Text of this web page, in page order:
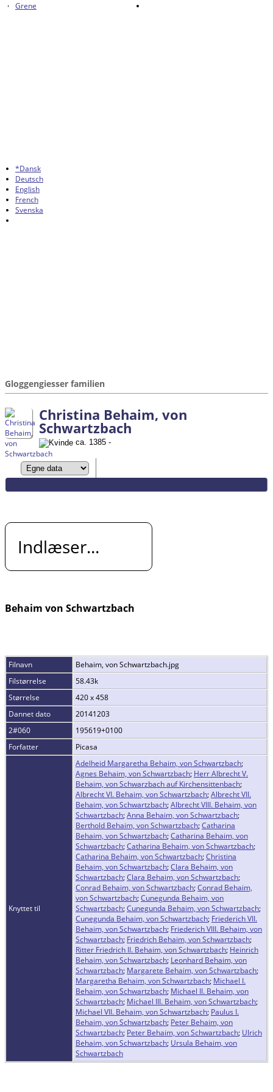
Grene
*Dansk
Deutsch
English
French
Svenska
Gloggengiesser familien
Christina Behaim, von
Schwartzbach
ca. 1385 -
Indlæser...
Behaim von Schwartzbach
Filnavn
Behaim, von Schwartzbach.jpg
Filstørrelse
58.43k
Størrelse
420 x 458
Dannet dato
20141203
2#060
195619+0100
Forfatter
Picasa
Knyttet til
Adelheid Margaretha Behaim, von Schwartzbach;
Agnes Behaim, von Schwartzbach; Herr Albrecht V.
Behaim, von Schwarzbach auf Kirchensittenbach;
Albrecht VI. Behaim, von Schwartzbach;Albrecht VII.
Behaim, von Schwartzbach;Albrecht VIII. Behaim, von
Schwartzbach;Anna Behaim, von Schwartzbach;
Berthold Behaim, von Schwartzbach;Catharina
Behaim, von Schwartzbach;Catharina Behaim, von
Schwartzbach;Catharina Behaim, von Schwartzbach;
Catharina Behaim, von Schwartzbach;Christina
Behaim, von Schwartzbach;Clara Behaim, von
Schwartzbach;Clara Behaim, von Schwartzbach;
Conrad Behaim, von Schwartzbach;Conrad Behaim,
von Schwartzbach;Cunegunda Behaim, von
Schwartzbach;Cunegunda Behaim, von Schwartzbach;
Cunegunda Behaim, von Schwartzbach; Friederich VII.
Behaim, von Schwartzbach; Friederich VIII. Behaim, von
Schwartzbach; Friedrich Behaim, von Schwartzbach;
Ritter Friedrich II. Behaim, von Schwartzbach; Heinrich
Behaim, von Schwartzbach; Leonhard Behaim, von
Schwartzbach; Margarete Behaim, von Schwartzbach;
Margaretha Behaim, von Schwartzbach; Michael I.
Behaim, von Schwartzbach; Michael II. Behaim, von
Schwartzbach; Michael III. Behaim, von Schwartzbach;
Michael VII. Behaim, von Schwartzbach; Paulus I.
Behaim, von Schwartzbach; Peter Behaim, von
Schwartzbach; Peter Behaim, von Schwartzbach; Ulrich
Behaim, von Schwartzbach; Ursula Behaim, von
Schwartzbach